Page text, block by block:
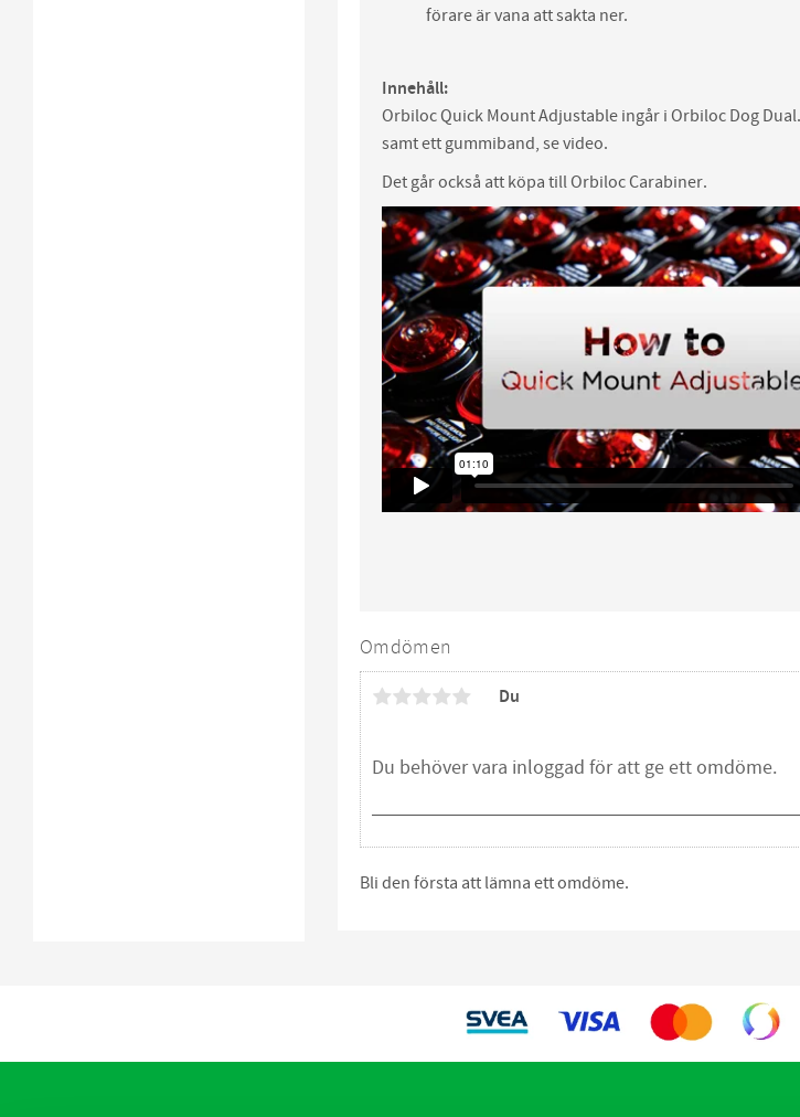
förare är vana att sakta ner.
Innehåll:
Orbiloc Quick Mount Adjustable ingår i Orbiloc Dog
samt ett gummiband, se video.
Det går också att köpa tillOrbiloc Carabiner.
Omdömen
Du
Bli den första att lämna ett omdöme.